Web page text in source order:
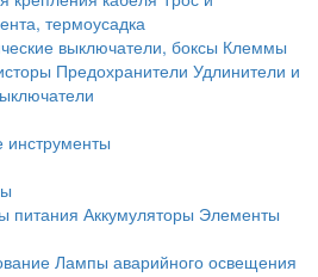
термоусадка
выключатели, боксы Клеммы
Предохранители Удлинители и
питания Аккумуляторы Элементы
Лампы аварийного освещения